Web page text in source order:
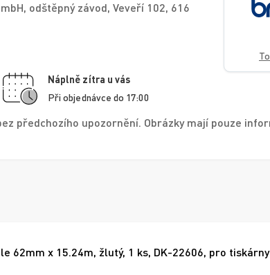
odštěpný závod, Veveří 102, 616
Náplně zítra u vás
Při objednávce do 17:00
předchozího upozornění. Obrázky mají pouze
62mm x 15.24m, žlutý, 1 ks, DK-22606, pro tiskárny